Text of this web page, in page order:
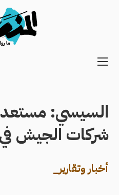
Main
Navigation
السيسي:
شركات الجيش
أخبار وتقارير_